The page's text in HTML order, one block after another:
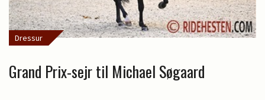
Dressur
Grand Prix-sejr til Michael Søgaard